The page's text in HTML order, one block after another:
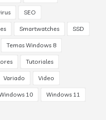
SEO
Smartwatches SSD
Temas Windows 8
Tutoriales
Variado Video
10 Windows 11